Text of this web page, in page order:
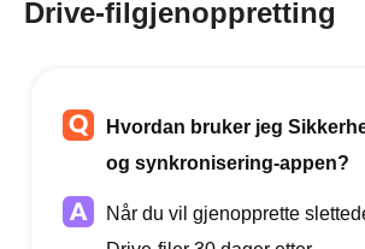
Drive-filgjenoppretting
Hvordan bruker jeg
og synkronisering-appen?
Når du vil gjenopprette